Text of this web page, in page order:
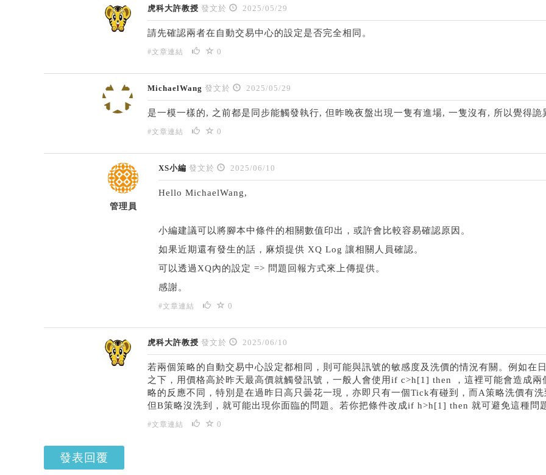
虎科大許教授 發文於 2025/05/29
請先確認兩者在自動交易中心的設定是否完全相同。
#文章連結 0
MichaelWang 發文於 2025/05/29
是一模一樣的, 之前都是同步能觸發執行, 但昨晚夜盤出現一隻有進場, 一隻沒有, 所以覺得詭
#文章連結 0
管理員
XS小編 發文於 2025/06/10
Hello MichaelWang,
小編建議可以將腳本中條件的相關數值印出，或許會比較容易確認原因。
如果近期還有發生的話，麻煩提供 XQ Log 讓相關人員確認。
可以透過XQ內的設定 => 問題回報方式來上傳提供。
感謝。
#文章連結 0
虎科大許教授 發文於 2025/06/10
若兩個策略的自動交易中心設定都相同，則可能與訊號的敏感度及洗價的情況有關。例如在
之下，用價格高於昨天最高價就觸發訊號，一般人會使用if c>h[1] then ，這裡可能會造成兩
略的反應不同，特別是在過昨日高只曇花一現，亦即只有一個Tick有碰到，而A策略洗價有洗
但B策略沒洗到，就可能出現你面臨的問題。若你把條件改成if h>h[1] then 就可避免這種問
#文章連結 0
發表回覆